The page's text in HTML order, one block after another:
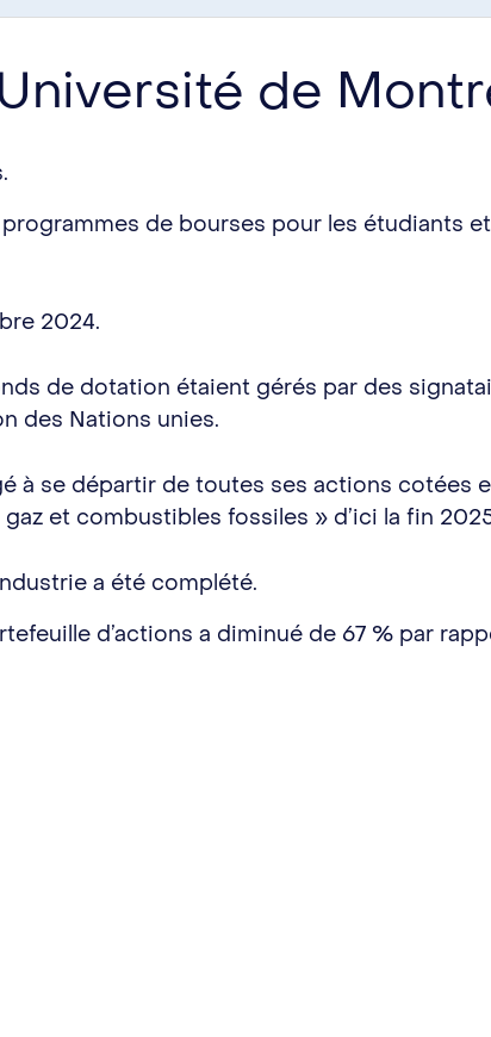
de
de bourses pour les étudiants
2024.
de dotation étaient gérés par des
des Nations unies.
à se départir de toutes ses actions cotées
et combustibles fossiles » d’ici la fin
a été complété.
d’actions a diminué de 67 % par